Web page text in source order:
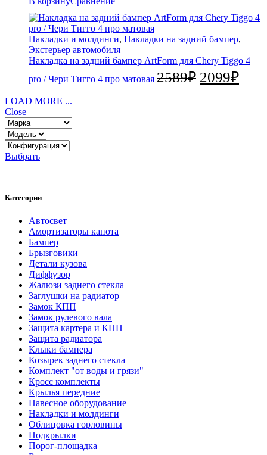
Накладки и молдинги, Накладки на задний бампер,
Экстерьер автомобиля
Накладка на задний бампер ArtForm для Chery Tiggo 4
pro / Чери Тигго 4 про матовая 2589₽ 2099₽
LOAD MORE ...
Close
Выбрать
Категории
Автосвет
Амортизаторы капота
Бампер
Брызговики
Детали кузова
Диффузор
Жалюзи заднего стекла
Заглушки на радиатор
Замок КПП
Замок рулевого вала
Защита картера и КПП
Защита радиатора
Клыки бампера
Козырек заднего стекла
Комплект "от воды и грязи"
Кросс комплекты
Крылья передние
Навесное оборудование
Накладки и молдинги
Облицовка горловины
Подкрылки
Порог-площадка